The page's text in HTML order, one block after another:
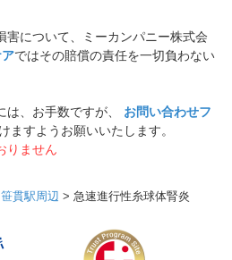
害について、ミーカンパニー株式会
ではその賠償の責任を一切負わない
は、お手数ですが、 お問い合わせフ
ますようお願いいたします。
りません
笹貫駅周辺 > 急速進行性糸球体腎炎